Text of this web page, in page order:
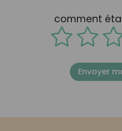
comment
Envoyer